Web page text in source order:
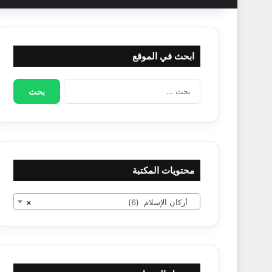
ابحث في الموقع
البحث
محتويات المكتبة
× أركان الإسلام (6)